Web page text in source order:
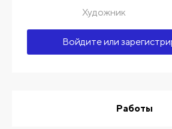
Художник
Войдите или
Работы